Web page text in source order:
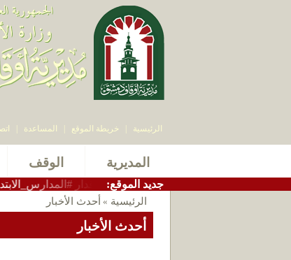
الرئيسية خريطة الموقع المساعدة
المديرية الوقف
الاستاذ سامر بيرقدار
:جديد الموقع
الرئيسية » أحدث الأخبار
أحدث الأخبار